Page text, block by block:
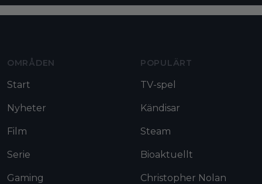
OMRÅDEN
Start
Nyheter
Film
Serie
Gaming
POPULÄRT
TV-spel
Kändisar
Steam
Bioaktuellt
Christopher Nolan